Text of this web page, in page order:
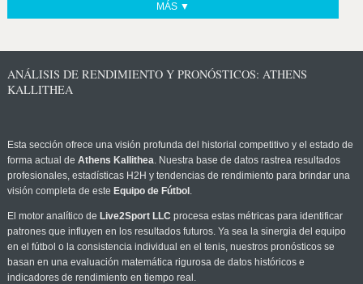
MÁS ▼
ANÁLISIS DE RENDIMIENTO Y PRONÓSTICOS: ATHENS
KALLITHEA
Esta sección ofrece una visión profunda del historial competitivo y el estado de
forma actual de Athens Kallithea. Nuestra base de datos rastrea resultados
profesionales, estadísticas H2H y tendencias de rendimiento para brindar una
visión completa de este Equipo de Fútbol .
El motor analítico de Live2Sport LLC procesa estas métricas para identificar
patrones que influyen en los resultados futuros. Ya sea la sinergia del equipo
en el fútbol o la consistencia individual en el tenis, nuestros pronósticos se
basan en una evaluación matemática rigurosa de datos históricos e
indicadores de rendimiento en tiempo real.